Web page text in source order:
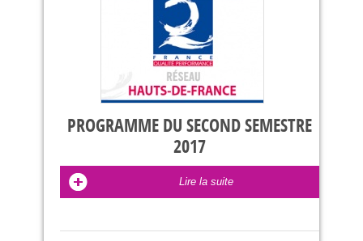
PROGRAMME DU SECOND SEMESTRE
2017
Lire la suite